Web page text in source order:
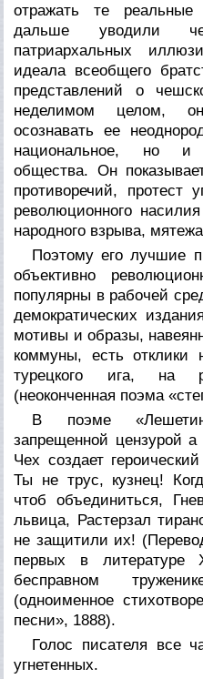
отражать те
дальше уводили
патриархальных
идеала всеобщего
представлений о
неделимом целом,
осознавать ее
национальное, но и
общества. Он
противоречий, протест
революционного
народного взрыва,
Поэтому его лучшие
объективно
популярны в рабочей
демократических
мотивы и образы,
коммуны, есть отклики
турецкого ига, на
(неоконченная поэма
В поэме
запрещенной цензурой
Чех создает
Ты не трус, кузнец!
чтоб объединиться,
львица, Растерзал
не защитили их!
первых в
бесправном
(одноименное
песни», 1888).
Голос писателя все
угнетенных.